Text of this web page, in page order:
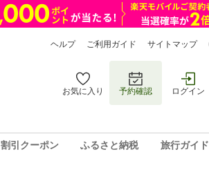
ヘルプ ご利用ガイド サイトマップ
お気に入り 予約確認 ログイン
割引クーポン ふるさと納税 旅行ガイド